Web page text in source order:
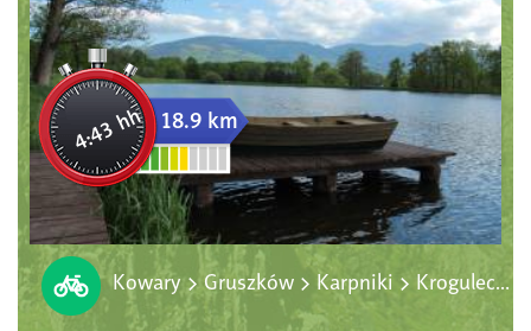
4:43 hh 18.9 km
Kowary > Gruszków > Karpniki > Krogulec > Bukowiec